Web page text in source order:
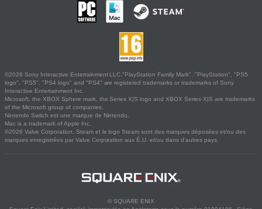
©2026 Sony Interactive Entertainment LLC."PlayStation Family Mark", "PlayStation", "PS5
logo", "PS5", "PS4 logo" and "PS4" are registered trademarks or trademarks of Sony
Interactive Entertainment Inc.
Microsoft, the XBOX Sphere mark, the Series X|S logo and XBOX Series X|S are trademarks
of the Microsoft group of companies.
Nintendo Switch est une marque de Nintendo.
Mac is a trademark of Apple Inc.
©2026 Valve Corporation. Steam et le logo Steam sont des marques déposées et/ou des
marques enregistrées par Valve Corporation aux É.U. et/ou dans d'autres pays.
© SQUARE ENIX